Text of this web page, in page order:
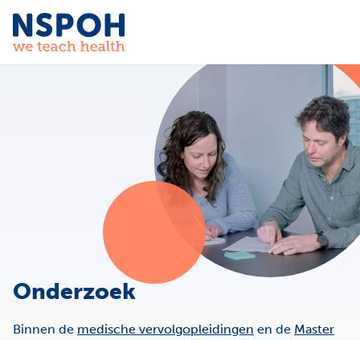
Ga naar de inhoud
Onderzoek
Binnen de medische vervolgopleidingen en de Master